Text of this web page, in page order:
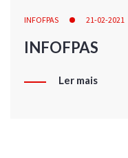
INFOFPAS 21-02-2021
INFOFPAS
Ler mais